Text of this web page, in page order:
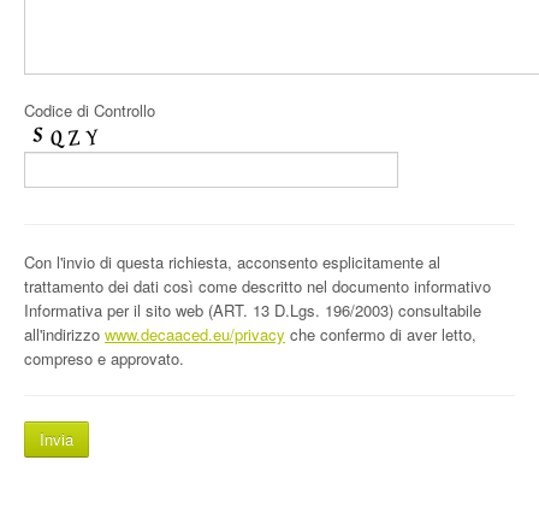
Codice di Controllo
Con l'invio di questa richiesta, acconsento esplicitamente al
trattamento dei dati così come descritto nel documento informativo
Informativa per il sito web (ART. 13 D.Lgs. 196/2003) consultabile
all'indirizzo www.decaaced.eu/privacy che confermo di aver letto,
compreso e approvato.